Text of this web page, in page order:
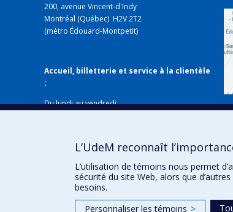
200, avenue Vincent-d'Indy
Montréal (Québec) H2V 2T2
(métro Édouard-Montpetit)
Accueil, billetterie et service à la clientèle
:
Du lundi au vendredi
514 343-6427
musique@umontreal.ca
L’UdeM reconnaît
L’utilisation de témoins nous permet
sécurité du site Web, alors que
besoins.
Personnaliser les témoins >